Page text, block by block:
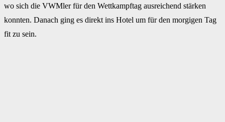
wo sich die VWMler für den Wettkampftag ausreichend stärken
konnten. Danach ging es direkt ins Hotel um für den morgigen Tag
fit zu sein.